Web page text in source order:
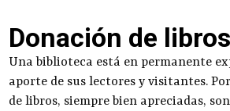
Donación de libros
Una biblioteca está en permanente
aporte de sus lectores y visitantes.
de libros, siempre bien apreciadas,